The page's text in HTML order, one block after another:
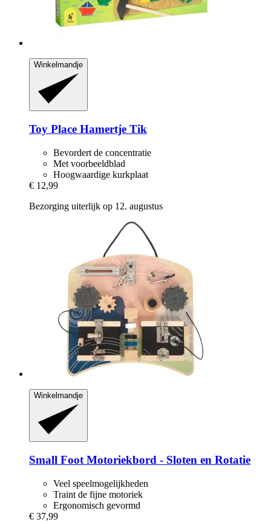
Winkelmandje
Toy Place Hamertje Tik
Bevordert de concentratie
Met voorbeeldblad
Hoogwaardige kurkplaat
€ 12,99
Bezorging uiterlijk op 12. augustus
Winkelmandje
Small Foot Motoriekbord -​ Sloten en Rotatie
Veel speelmogelijkheden
Traint de fijne motoriek
Ergonomisch gevormd
€ 37,99